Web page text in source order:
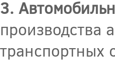
3.
производства
транспортных